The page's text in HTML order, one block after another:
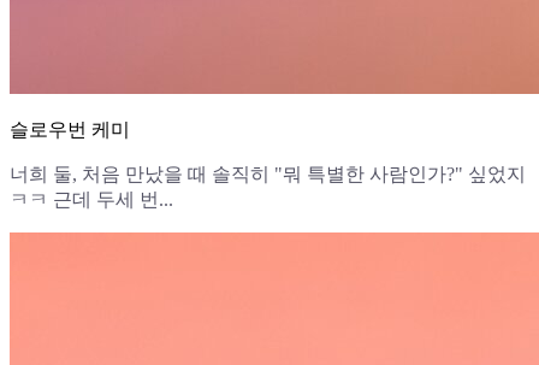
슬로우번 케미
너희 둘, 처음 만났을 때 솔직히 "뭐 특별한 사람인가?" 싶었지
ㅋㅋ 근데 두세 번...